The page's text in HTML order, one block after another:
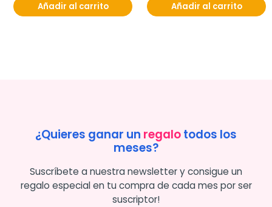
Añadir al carrito Añadir al carrito
¿Quieres ganar un regalotodos los
meses?
Suscríbete a nuestra newsletter y consigue un
regalo especial en tu compra de cada mes por ser
suscriptor!